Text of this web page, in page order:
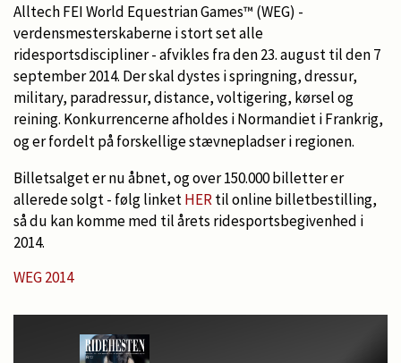
Alltech FEI World Equestrian Games™ (WEG) -
verdensmesterskaberne i stort set alle
ridesportsdiscipliner - afvikles fra den 23. august til den 7
september 2014. Der skal dystes i springning, dressur,
military, paradressur, distance, voltigering, kørsel og
reining. Konkurrencerne afholdes i Normandiet i Frankrig,
og er fordelt på forskellige stævnepladser i regionen.
Billetsalget er nu åbnet, og over 150.000 billetter er
allerede solgt - følg linketHERtil online billetbestilling,
så du kan komme med til årets ridesportsbegivenhed i
2014.
WEG 2014